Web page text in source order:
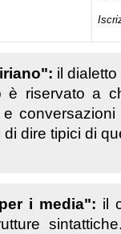
il
è riservato a
dire tipici di
i media": il